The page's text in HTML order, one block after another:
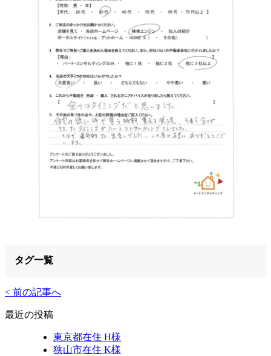
タグ一覧
< 前の記事へ
最近の投稿
東京都在住 H様
狭山市在住 K様